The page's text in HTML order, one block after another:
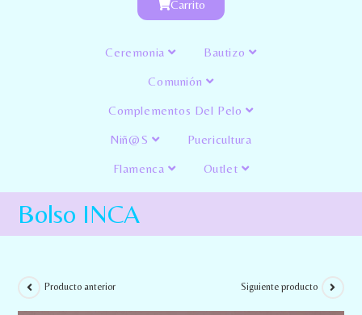
Carrito
Ceremonia Bautizo
Comunión
Complementos Del Pelo
Niñ@s Puericultura
Flamenca Outlet
Bolso INCA
Producto anterior Siguiente producto